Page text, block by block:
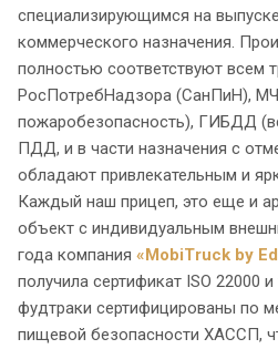
специализирующимся на
коммерческого назначения.
полностью соответствуют всем
РосПотребНадзора (СанПиН),
пожаробезопасность), ГИБДД
ПДД, и в части назначения с
обладают привлекательным и
Каждый наш прицеп, это еще и
объект с индивидуальным
года компания «MobiTruck by
получила сертификат ISO 22000
фудтраки сертифицированы по
пищевой безопасности ХАССП,